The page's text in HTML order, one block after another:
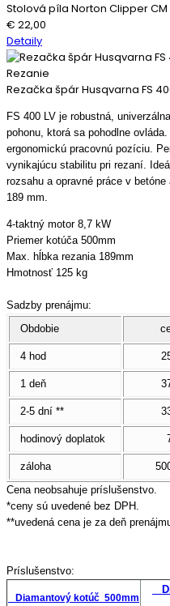
Stolová píla Norton Clipper CM
€ 22,00
Detaily
Rezanie
Rezačka špár Husqvarna FS
FS 400 LV je robustná,
pohonu, ktorá sa pohodlne
ergonomickú pracovnú pozíciu.
vynikajúcu stabilitu pri rezaní.
rozsahu a opravné práce v
189 mm.
4-taktný motor 8,7 kW
Priemer kotúča 500mm
Max. hĺbka rezania 189mm
Hmotnosť 125 kg
Sadzby prenájmu:
Obdobie
4 hod
1 deň
2-5 dní **
hodinový doplatok
záloha
Cena neobsahuje príslušenstvo.
*ceny sú uvedené bez DPH.
**uvedená cena je za deň
Príslušenstvo:
Diamantový kotúč 500mm